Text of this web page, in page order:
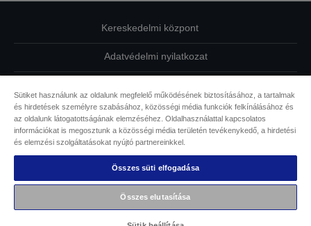
Kereskedelmi központ
Adatvédelmi nyilatkozat
Kapcsolatfelvétel
Sütikkel kapcsolatos információk
Az Epson elkötelezettsége az akadálymentesség mellett
Copyright © 2026 Seiko Epson
Sütiket használunk az oldalunk megfelelő működésének biztosításához, a tartalmak
és hirdetések személyre szabásához, közösségi média funkciók felkínálásához és
az oldalunk látogatottságának elemzéséhez. Oldalhasználattal kapcsolatos
információkat is megosztunk a közösségi média területén tevékenykedő, a hirdetési
és elemzési szolgáltatásokat nyújtó partnereinkkel.
Összes süti elfogadása
Összes elutasítása